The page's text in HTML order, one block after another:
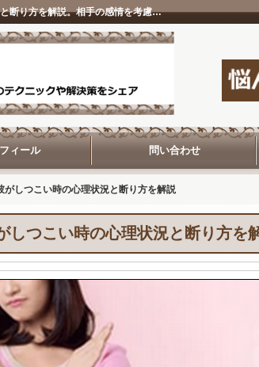
復縁断り方の掟！元カノ、元彼がしつこい時の心理状況と断り方を解説。相手の感情を考慮しながら自分の気持ちも伝えるべし！復縁の神
ィール 問い合わせ
がしつこい時の心理状況と断り方を解説
しつこい時の心理状況と断り方を